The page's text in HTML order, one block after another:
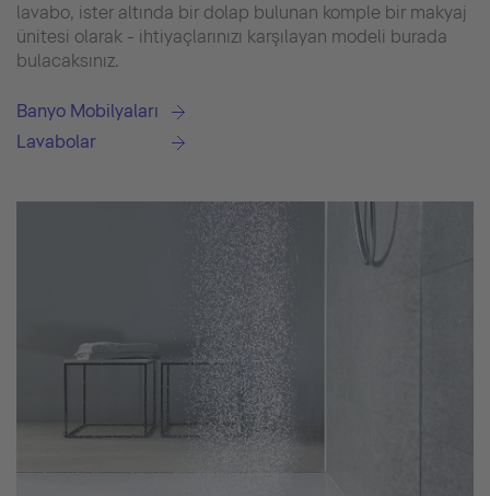
lavabo, ister altında bir dolap bulunan komple bir makyaj
ünitesi olarak - ihtiyaçlarınızı karşılayan modeli burada
bulacaksınız.
Banyo Mobilyaları
Lavabolar